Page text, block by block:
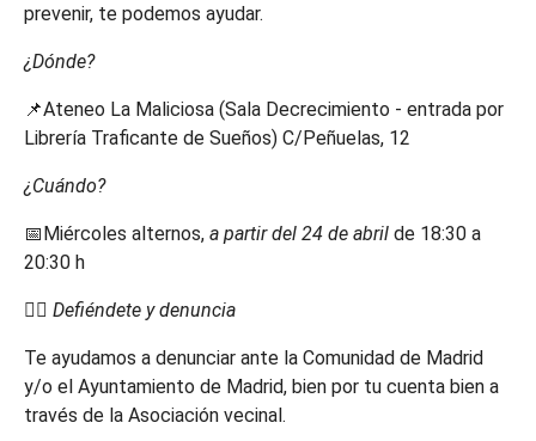
prevenir, te podemos ayudar.
¿Dónde?
📌Ateneo La Maliciosa (Sala Decrecimiento - entrada por
Librería Traficante de Sueños) C/Peñuelas, 12
¿Cuándo?
📅Miércoles alternos, a partir del 24 de abril de 18:30 a
20:30 h
👉🏾 Defiéndete y denuncia
Te ayudamos a denunciar ante la Comunidad de Madrid
y/o el Ayuntamiento de Madrid, bien por tu cuenta bien a
través de la Asociación vecinal.